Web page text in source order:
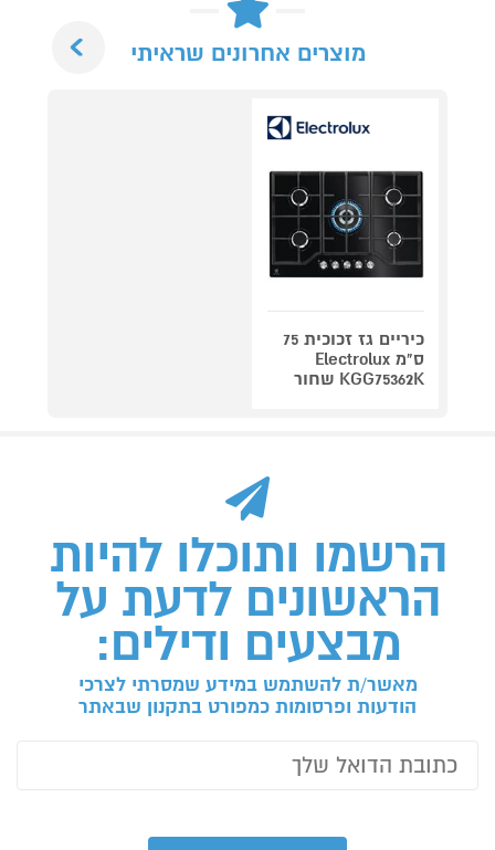
מוצרים אחרונים שראיתי
כיריים גז זכוכית 75
ס"מ Electrolux
KGG75362K שחור
הרשמו ותוכלו להיות
הראשונים לדעת על
מבצעים ודילים:
מאשר/ת להשתמש במידע שמסרתי לצרכי
הודעות ופרסומות כמפורט בתקנון שבאתר